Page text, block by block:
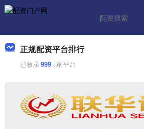
正规配资平台排行
已收录999+家平台